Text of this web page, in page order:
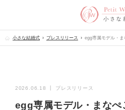
小さな結婚式 プレスリリース ​egg専属モデル・
2026.06.18 ┃ プレスリリース
​egg専属モデル・まなぺ